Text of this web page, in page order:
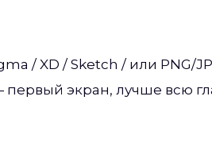
/ XD / Sketch / или PNG/
экран, лучше всю